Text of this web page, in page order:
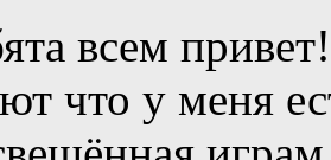
всем
что у меня